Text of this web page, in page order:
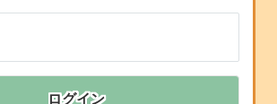
ログイン